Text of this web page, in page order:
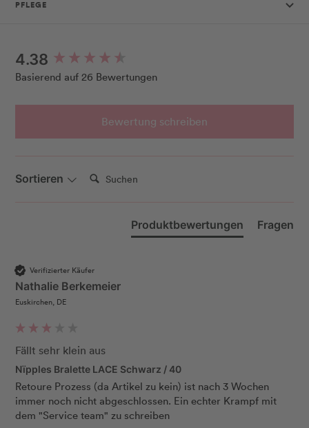
PFLEGE
4.38
Basierend auf 26 Bewertungen
Bewertung schreiben
Sortieren Suchen:
Produktbewertungen Fragen
Verifizierter Käufer
Nathalie Berkemeier
Euskirchen, DE
Fällt sehr klein aus
Nïpples Bralette LACE Schwarz / 40
Retoure Prozess (da Artikel zu kein) ist nach 3 Wochen
immer noch nicht abgeschlossen. Ein echter Krampf mit
dem "Service team" zu schreiben
New content loaded